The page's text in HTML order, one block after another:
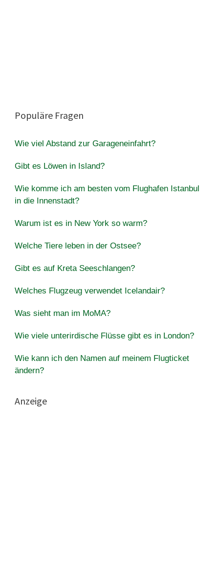
Populäre Fragen
Wie viel Abstand zur Garageneinfahrt?
Gibt es Löwen in Island?
Wie komme ich am besten vom Flughafen Istanbul
in die Innenstadt?
Warum ist es in New York so warm?
Welche Tiere leben in der Ostsee?
Gibt es auf Kreta Seeschlangen?
Welches Flugzeug verwendet Icelandair?
Was sieht man im MoMA?
Wie viele unterirdische Flüsse gibt es in London?
Wie kann ich den Namen auf meinem Flugticket
ändern?
Anzeige